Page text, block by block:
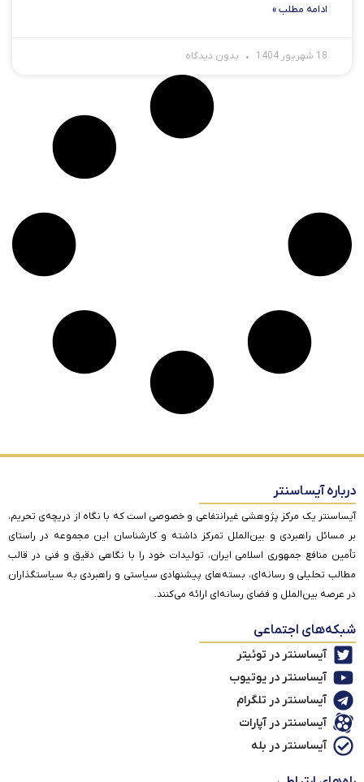
ادامه مطلب »
18 شهریور 1404 بدون دیدگاه
درباره آیساسنتر
آیساسنتر یک مرکز پژوهشی غیرانتفاعی و خصوصی است که با نگاه از دریچه‌ی تحریم،
بر مسائل راهبردی و بین‌الملل تمرکز داشته و کارشناسان این مجموعه در راستای
تأمین منافع جمهوری اسلامی ایران، تولیدات خود را با نگاهی دقیق و فنی در قالب
مطالب تحلیلی و رسانه‌ای، بسته‌های پیشنهادی سیاستی و راهبردی به سیاستگذاران
در عرصه بین‌الملل و فضای رسانه‌ای ارائه می‌کنند.
شبکه‌های اجتماعی
آیساسنتر در توئیتر
آیساسنتر در یوتیوب
آیساسنتر در تلگرام
آیساسنتر در آپارات
آیساسنتر در بله